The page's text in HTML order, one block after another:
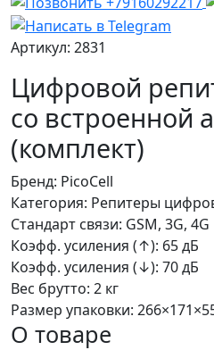
Артикул: 2831
Цифровой
со встроенной
(комплект)
Бренд: PicoCell
Категория: Репитеры
Стандарт связи: GSM, 3G, 4G
Коэфф. усиления (↑): 65 дБ
Коэфф. усиления (↓): 70 дБ
Вес брутто: 2 кг
Размер упаковки:
О товаре